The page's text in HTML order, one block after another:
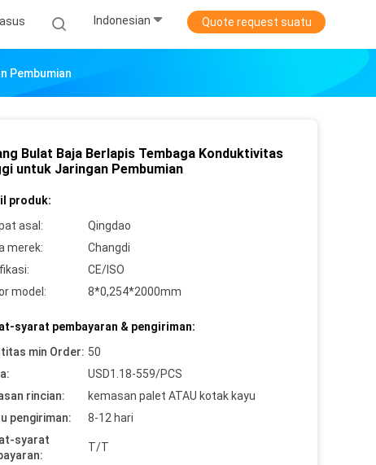
Indonesian Quote request suatu
Pembumian
Bulat Baja Berlapis Tembaga Konduktivitas
untuk Jaringan Pembumian
produk:
asal:
Qingdao
merek:
Changdi
CE/ISO
model:
8*0,254*2000mm
syarat pembayaran & pengiriman:
min Order: 50
USD1.18-559/PCS
rincian:
kemasan palet ATAU kotak kayu
pengiriman:
8-12 hari
syarat
T/T